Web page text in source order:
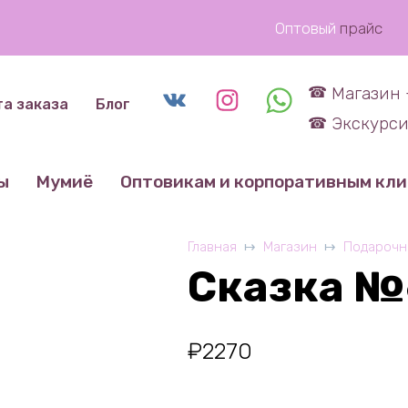
Оптовый прайс
заказа Блог
Магазин
Мумиё Оптовикам и корпоративным
Главная Магазин
Сказка
₽2270